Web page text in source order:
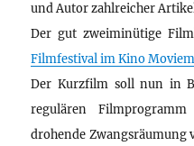
und Autor zahlreicher
Der gut zweiminütige
Filmfestival im Kino
Der Kurzfilm soll nun in
regulären
drohende Zwangsräumung